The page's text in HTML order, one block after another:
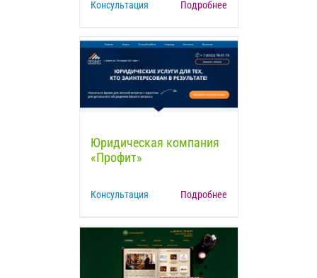
Консультация Подробнее
Юридическая компания
«Профит»
Консультация Подробнее